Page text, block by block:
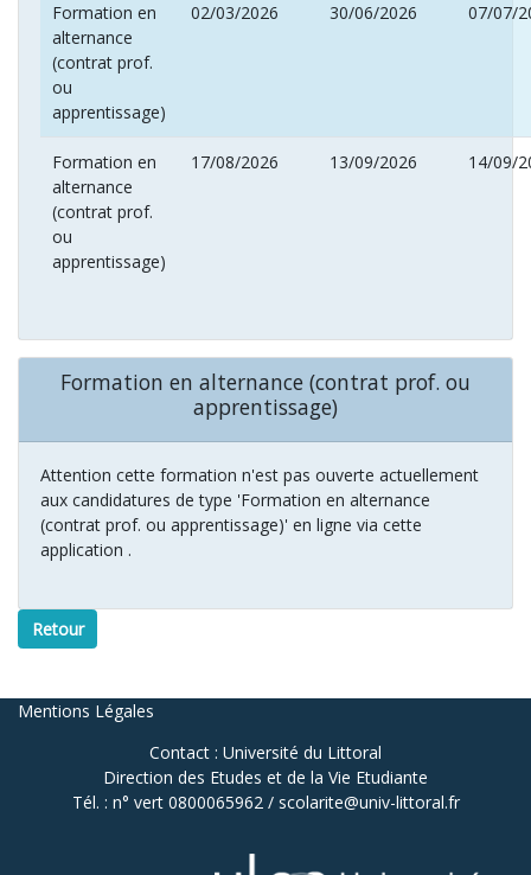
Formation en
alternance
(contrat prof.
ou
apprentissage)
02/03/2026 30/06/2026 07/07/
Formation en
alternance
(contrat prof.
ou
apprentissage)
17/08/2026 13/09/2026 14/09/
Formation en alternance (contrat prof. ou
apprentissage)
Attention cette formation n'est pas ouverte actuellement
aux candidatures de type 'Formation en alternance
(contrat prof. ou apprentissage)' en ligne via cette
application .
Retour
Mentions Légales
Contact : Université du Littoral
Direction des Etudes et de la Vie Etudiante
Tél. : n° vert 0800065962 / scolarite@univ-littoral.fr